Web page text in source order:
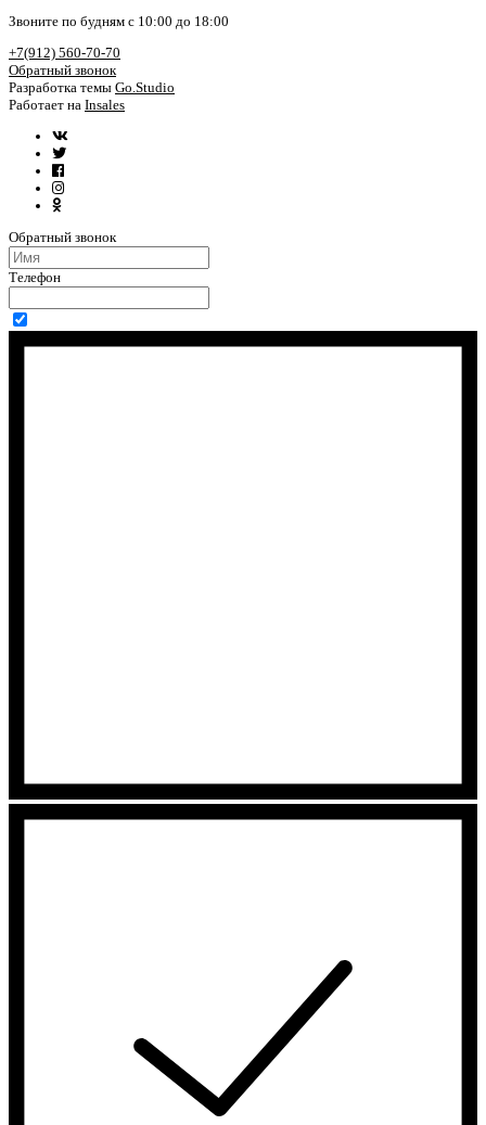
Звоните по будням с 10:00 до 18:00
+7(912) 560-70-70
Обратный звонок
Разработка темы Go.Studio
Работает на Insales
Обратный звонок
Телефон